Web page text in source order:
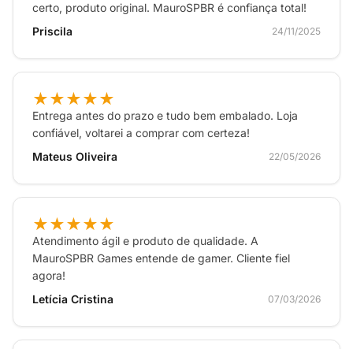
certo, produto original. MauroSPBR é confiança total!
Priscila
24/11/2025
★★★★★
Entrega antes do prazo e tudo bem embalado. Loja
confiável, voltarei a comprar com certeza!
Mateus Oliveira
22/05/2026
★★★★★
Atendimento ágil e produto de qualidade. A
MauroSPBR Games entende de gamer. Cliente fiel
agora!
Letícia Cristina
07/03/2026